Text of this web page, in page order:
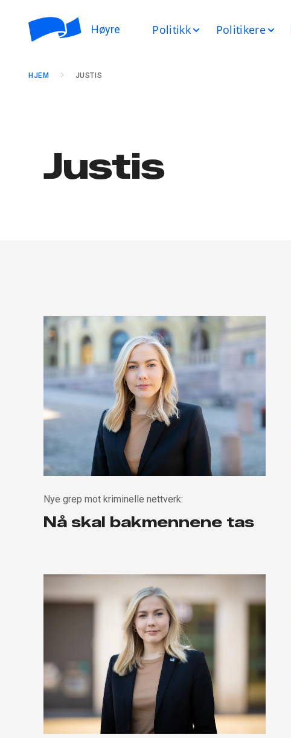
Høyre Politikk Politikere
HJEM JUSTIS
Justis
Nye grep mot kriminelle nettverk:
Nå skal bakmennene tas